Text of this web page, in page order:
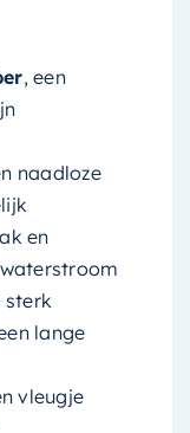
, een
naadloze
en
sterk
lange
vleugje